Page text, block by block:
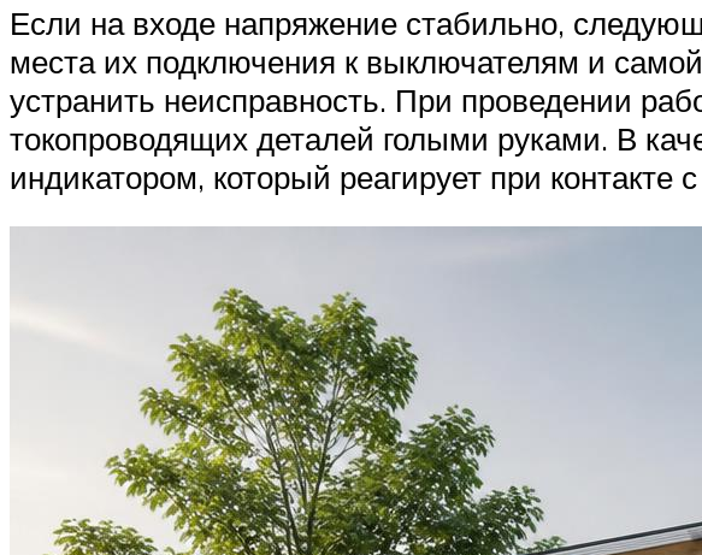
Если на входе напряжение стабильно,
места их подключения к выключателям и
устранить неисправность. При проведении
токопроводящих деталей голыми руками. В
индикатором, который реагирует при контакте